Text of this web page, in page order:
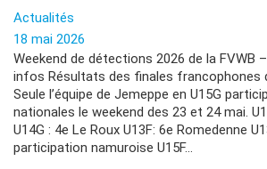
Actualités
18 mai 2026
Weekend de détections 2026 de la FVWB
infos Résultats des finales francophones
Seule l’équipe de Jemeppe en U15G
nationales le weekend des 23 et 24 mai.
U14G : 4e Le Roux U13F: 6e Romedenne
participation namuroise U15F…